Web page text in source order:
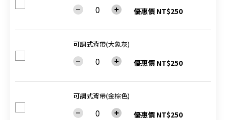
優惠價 NT$250
可調式背帶(大象灰)
優惠價 NT$250
可調式背帶(金棕色)
優惠價 NT$250